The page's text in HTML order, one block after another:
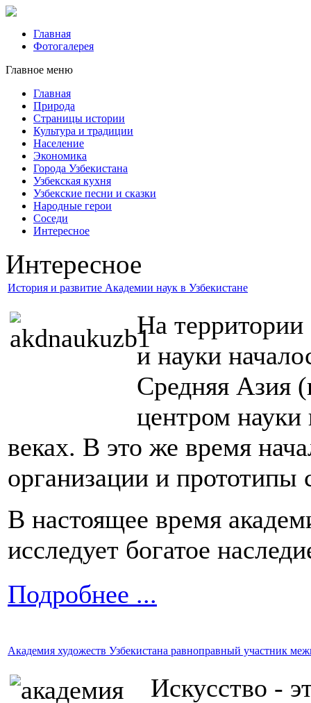
Главная
Фотогалерея
Главное меню
Главная
Природа
Страницы истории
Культура и традиции
Население
Экономика
Города Узбекистана
Узбекская кухня
Узбекские песни и сказки
Народные герои
Соседи
Интересное
Интересное
История и развитие Академии наук в Узбекистане
На территории
и науки
Средняя Азия
центром
веках. В это же время
организации и
В настоящее время
исследует богатое
Подробнее ...
Академия художеств Узбекистана равноправный участник
Искусство -